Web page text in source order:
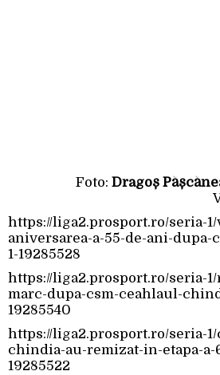
Foto: Dragoș
https://liga2.prosport.ro/seria-
aniversarea-a-55-de-ani-dupa-
1-19285528
https://liga2.prosport.ro/seria-
marc-dupa-csm-ceahlaul-
19285540
https://liga2.prosport.ro/seria-
chindia-au-remizat-in-etapa-a-
19285522